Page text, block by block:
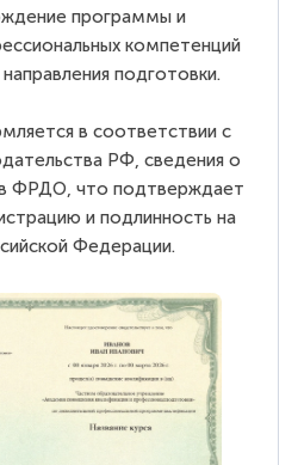
программы и
компетенций
подготовки.
в соответствии с
РФ, сведения о
ФРДО, что подтверждает
и подлинность на
Федерации.